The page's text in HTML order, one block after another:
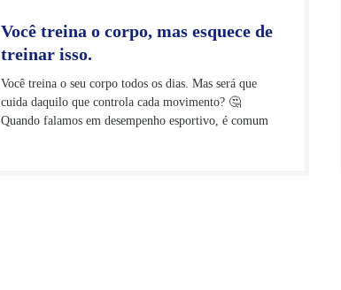
Você treina o corpo, mas esquece de
treinar isso.
Você treina o seu corpo todos os dias. Mas será que
cuida daquilo que controla cada movimento? 🤔
Quando falamos em desempenho esportivo, é comum